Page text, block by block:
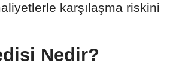
karşılaşma riskini
Nedir?